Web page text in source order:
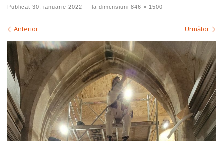
Publicat 30. ianuarie 2022 - la dimensiuni 846 × 1500
Navigare în imagini
Anterior Următor